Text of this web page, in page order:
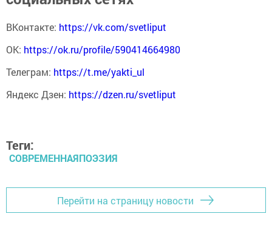
ВКонтакте: https://vk.com/svetliput
ОК: https://ok.ru/profile/590414664980
Телеграм: https://t.me/yakti_ul
Яндекс Дзен: https://dzen.ru/svetliput
Теги:
СОВРЕМЕННАЯПОЭЗИЯ
Перейти на страницу новости